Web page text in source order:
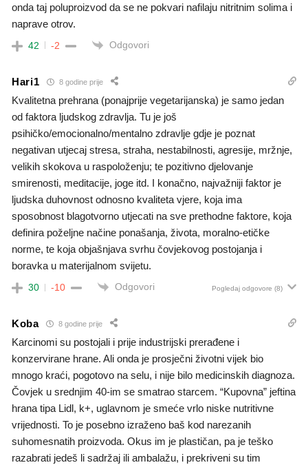
onda taj poluproizvod da se ne pokvari nafilaju nitritnim solima i
naprave otrov.
42 -2 Odgovori
Hari1 8 godine prije
Kvalitetna prehrana (ponajprije vegetarijanska) je samo jedan
od faktora ljudskog zdravlja. Tu je još
psihičko/emocionalno/mentalno zdravlje gdje je poznat
negativan utjecaj stresa, straha, nestabilnosti, agresije, mržnje,
velikih skokova u raspoloženju; te pozitivno djelovanje
smirenosti, meditacije, joge itd. I konačno, najvažniji faktor je
ljudska duhovnost odnosno kvaliteta vjere, koja ima
sposobnost blagotvorno utjecati na sve prethodne faktore, koja
definira poželjne načine ponašanja, života, moralno-etičke
norme, te koja objašnjava svrhu čovjekovog postojanja i
boravka u materijalnom svijetu.
30 -10 Odgovori Pogledaj odgovore (8)
Koba 8 godine prije
Karcinomi su postojali i prije industrijski prerađene i
konzervirane hrane. Ali onda je prosječni životni vijek bio
mnogo kraći, pogotovo na selu, i nije bilo medicinskih diagnoza.
Čovjek u srednjim 40-im se smatrao starcem. “Kupovna” jeftina
hrana tipa Lidl, k+, uglavnom je smeće vrlo niske nutritivne
vrijednosti. To je posebno izraženo baš kod narezanih
suhomesnatih proizvoda. Okus im je plastičan, pa je teško
razabrati jedeš li sadržaj ili ambalažu, i prekriveni su tim